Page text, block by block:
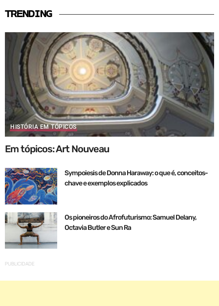
TRENDING
HISTÓRIA EM TÓPICOS
Em tópicos: Art Nouveau
Sympoiesis de Donna Haraway: o que é, conceitos-
chave e exemplos explicados
Os pioneiros do Afrofuturismo: Samuel Delany,
Octavia Butler e Sun Ra
PUBLICIDADE